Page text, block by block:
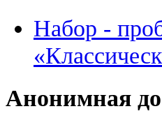
Набор -
Анонимная